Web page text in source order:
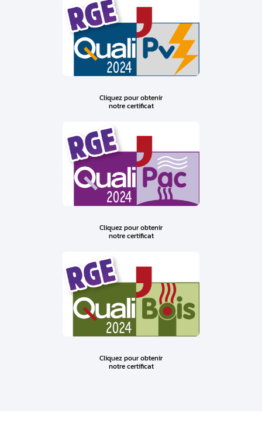
Cliquez pour obtenir
notre certificat
Cliquez pour obtenir
notre certificat
Cliquez pour obtenir
notre certificat